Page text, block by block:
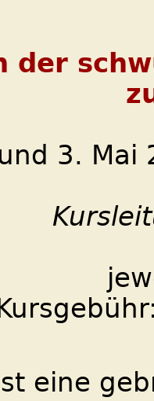
der
3. Mai
eine